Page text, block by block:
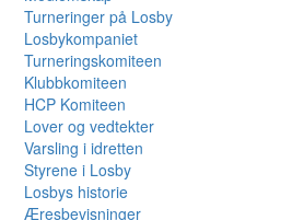
Turneringer på Losby
Losbykompaniet
Turneringskomiteen
Klubbkomiteen
HCP Komiteen
Lover og vedtekter
Varsling i idretten
Styrene i Losby
Losbys historie
Æresbevisninger